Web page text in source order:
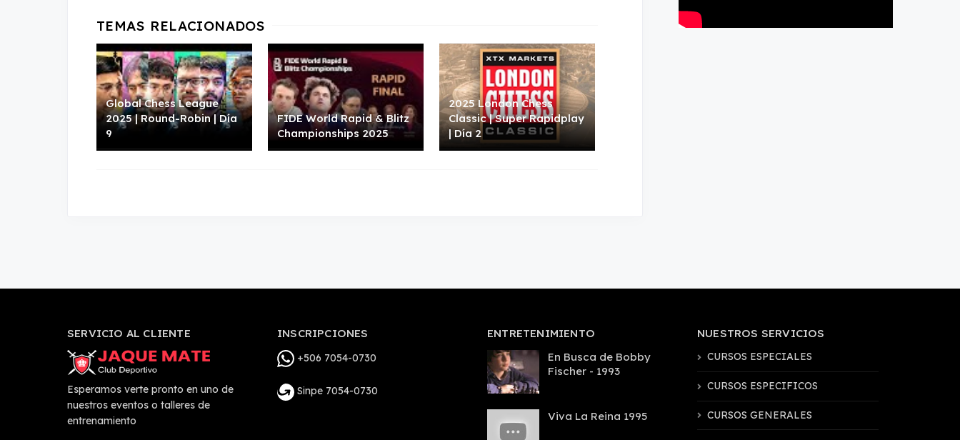
Global Chess League
2025 | Round-Robin | Día
9
FIDE World Rapid & Blitz
Championships 2025
2025 London Chess
Classic | Super Rapidplay
| Día 2
SERVICIO AL CLIENTE
Esperamos verte pronto en uno de
nuestros eventos o talleres de
entrenamiento
INSCRIPCIONES
+506 7054-0730
Sinpe 7054-0730
ENTRETENIMIENTO
En Busca de Bobby
Fischer - 1993
Viva La Reina 1995
NUESTROS SERVICIOS
CURSOS ESPECIALES
CURSOS ESPECIFICOS
CURSOS GENERALES